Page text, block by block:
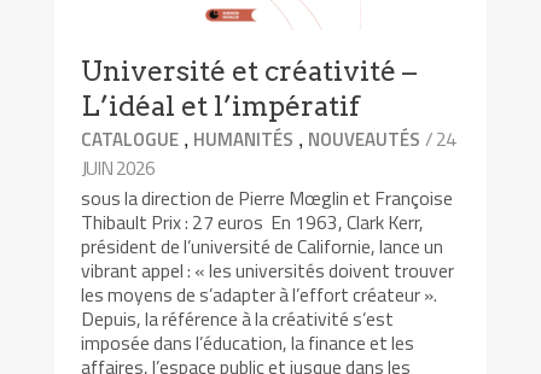
Université et créativité –
L’idéal et l’impératif
CATALOGUE , HUMANITÉS , NOUVEAUTÉS / 24
JUIN 2026
sous la direction de Pierre Mœglin et Françoise
Thibault Prix : 27 euros En 1963, Clark Kerr,
président de l’université de Californie, lance un
vibrant appel : « les universités doivent trouver
les moyens de s’adapter à l’effort créateur ».
Depuis, la référence à la créativité s’est
imposée dans l’éducation, la finance et les
affaires, l’espace public et jusque dans les